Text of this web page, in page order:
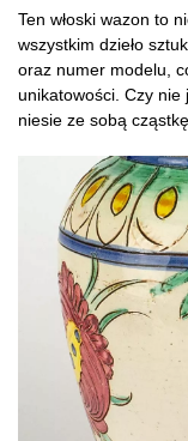
Ten włoski wazon to
wszystkim dzieło
oraz numer modelu,
unikatowości. Czy
niesie ze sobą